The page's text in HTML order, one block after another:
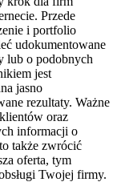
Przede
i portfolio
udokumentowane
lub o podobnych
jest
jasno
rezultaty. Ważne
oraz
informacji o
także zwrócić
oferta, tym
Twojej firmy.